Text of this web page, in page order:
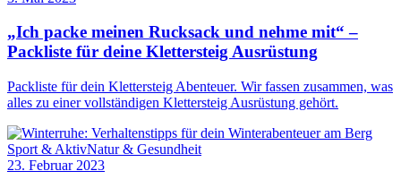
„Ich packe meinen Rucksack und nehme mit“ –
Packliste für deine Klettersteig Ausrüstung
Packliste für dein Klettersteig Abenteuer. Wir fassen zusammen, was
alles zu einer vollständigen Klettersteig Ausrüstung gehört.
Sport & AktivNatur & Gesundheit
23. Februar 2023